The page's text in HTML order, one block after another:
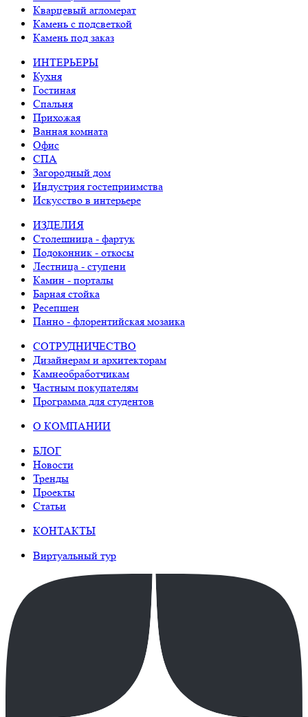
Кварцевый агломерат
Камень с подсветкой
Камень под заказ
ИНТЕРЬЕРЫ
Кухня
Гостиная
Спальня
Прихожая
Ванная комната
Офис
СПА
Загородный дом
Индустрия гостеприимства
Искусство в интерьере
ИЗДЕЛИЯ
Столешница - фартук
Подоконник - откосы
Лестница - ступени
Камин - порталы
Барная стойка
Ресепшен
Панно - флорентийская мозаика
СОТРУДНИЧЕСТВО
Дизайнерам и архитекторам
Камнеобработчикам
Частным покупателям
Программа для студентов
О КОМПАНИИ
БЛОГ
Новости
Тренды
Проекты
Статьи
КОНТАКТЫ
Виртуальный тур